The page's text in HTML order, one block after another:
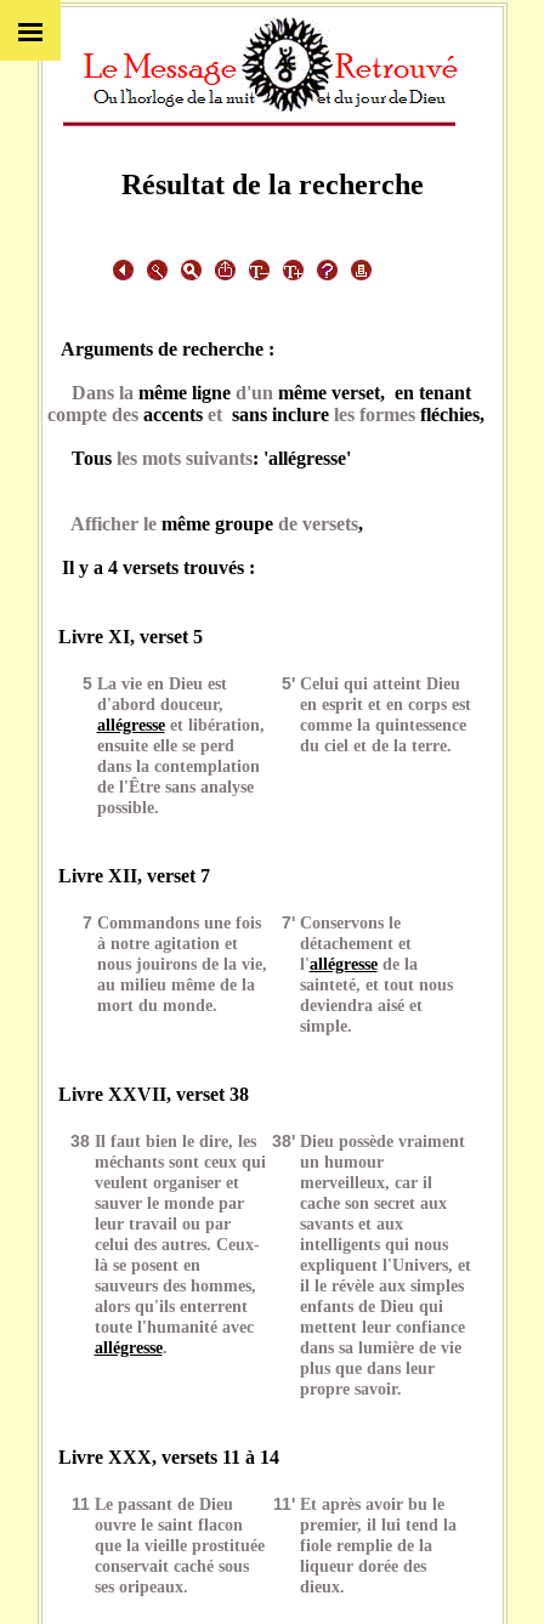
Résultat de la recherche
Arguments de recherche :
Dans la même ligne d'un même verset, en tenant
compte des accents et sans inclureles formes fléchies,
Tous les mots suivants: 'allégresse'
Afficher le même groupede versets,
Il y a 4 versets trouvés :
Livre XI, verset 5
5 La vie en Dieu est
d'abord douceur,
allégresseet libération,
ensuite elle se perd
dans la contemplation
de l'Être sans analyse
possible.
5' Celui qui atteint Dieu
en esprit et en corps est
comme la quintessence
du ciel et de la terre.
Livre XII, verset 7
7 Commandons une fois
à notre agitation et
nous jouirons de la vie,
au milieu même de la
mort du monde.
7' Conservons le
détachement et
l'allégressede la
sainteté, et tout nous
deviendra aisé et
simple.
Livre XXVII, verset 38
38 Il faut bien le dire, les
méchants sont ceux qui
veulent organiser et
sauver le monde par
leur travail ou par
celui des autres. Ceux-
là se posent en
sauveurs des hommes,
alors qu'ils enterrent
toute l'humanité avec
allégresse.
38' Dieu possède vraiment
un humour
merveilleux, car il
cache son secret aux
savants et aux
intelligents qui nous
expliquent l'Univers, et
il le révèle aux simples
enfants de Dieu qui
mettent leur confiance
dans sa lumière de vie
plus que dans leur
propre savoir.
Livre XXX, versets 11 à 14
11 Le passant de Dieu
ouvre le saint flacon
que la vieille prostituée
conservait caché sous
ses oripeaux.
11' Et après avoir bu le
premier, il lui tend la
fiole remplie de la
liqueur dorée des
dieux.